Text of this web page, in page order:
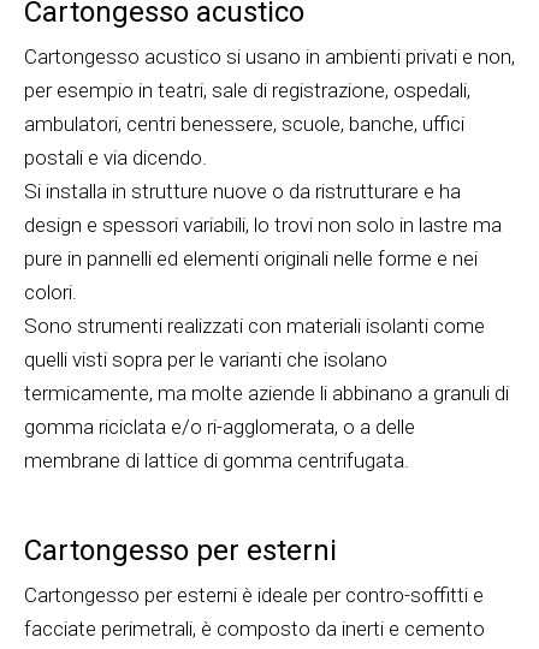
Cartongesso acustico
Cartongesso acustico si usano in ambienti privati e non,
per esempio in teatri, sale di registrazione, ospedali,
ambulatori, centri benessere, scuole, banche, uffici
postali e via dicendo.
Si installa in strutture nuove o da ristrutturare e ha
design e spessori variabili, lo trovi non solo in lastre ma
pure in pannelli ed elementi originali nelle forme e nei
colori.
Sono strumenti realizzati con materiali isolanti come
quelli visti sopra per le varianti che isolano
termicamente, ma molte aziende li abbinano a granuli di
gomma riciclata e/o ri-agglomerata, o a delle
membrane di lattice di gomma centrifugata.
Cartongesso per esterni
Cartongesso per esterni è ideale per contro-soffitti e
facciate perimetrali, è composto da inerti e cemento